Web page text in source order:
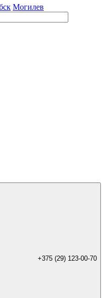
Могилев
+375 (29) 123-00-70